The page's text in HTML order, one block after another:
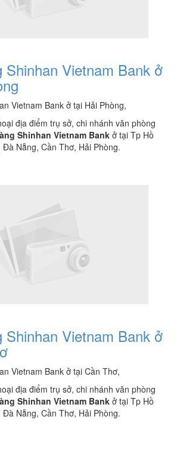
Shinhan Vietnam Bank ở
Vietnam Bank ở tại Hải Phòng,
địa điểm trụ sở, chi nhánh văn phòng
Shinhan Vietnam Bank ở tại Tp Hồ
Nẵng, Cần Thơ, Hải Phòng.
Shinhan Vietnam Bank ở
Vietnam Bank ở tại Cần Thơ,
địa điểm trụ sở, chi nhánh văn phòng
Shinhan Vietnam Bank ở tại Tp Hồ
Nẵng, Cần Thơ, Hải Phòng.